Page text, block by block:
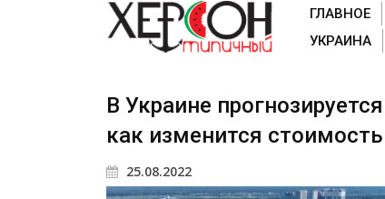
ГЛАВНОЕ
УКРАИНА
В Украине
как изменится
25.08.2022